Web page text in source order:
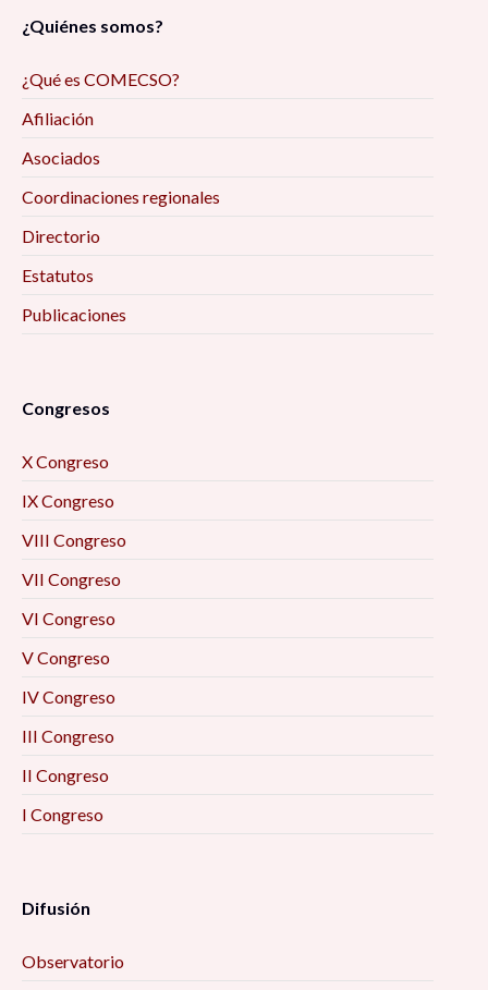
¿Quiénes somos?
¿Qué es COMECSO?
Afiliación
Asociados
Coordinaciones regionales
Directorio
Estatutos
Publicaciones
Congresos
X Congreso
IX Congreso
VIII Congreso
VII Congreso
VI Congreso
V Congreso
IV Congreso
III Congreso
II Congreso
I Congreso
Difusión
Observatorio